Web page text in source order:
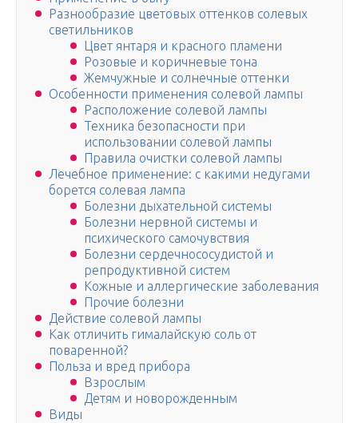
Разнообразие цветовых оттенков солевых
светильников
Цвет янтаря и красного пламени
Розовые и коричневые тона
Жемчужные и солнечные оттенки
Особенности применения солевой лампы
Расположение солевой лампы
Техника безопасности при
использовании солевой лампы
Правила очистки солевой лампы
Лечебное применение: с какими недугами
борется солевая лампа
Болезни дыхательной системы
Болезни нервной системы и
психического самочувствия
Болезни сердечнососудистой и
репродуктивной систем
Кожные и аллергические заболевания
Прочие болезни
Действие солевой лампы
Как отличить гималайскую соль от
поваренной?
Польза и вред прибора
Взрослым
Детям и новорожденным
Виды